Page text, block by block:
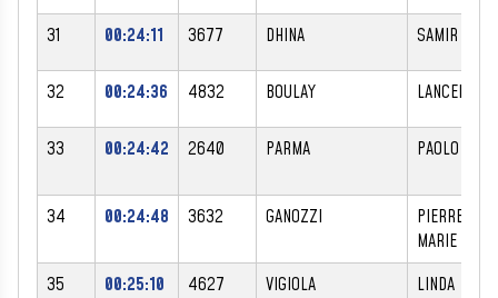
31 00:24:11 3677 DHINA SAMIR
32 00:24:36 4832 BOULAY LANCELOT
33 00:24:42 2640 PARMA PAOLO
34 00:24:48 3632 GANOZZI
PIERRE-
MARIE
35
00:25:10 4627 VIGIOLA LINDA